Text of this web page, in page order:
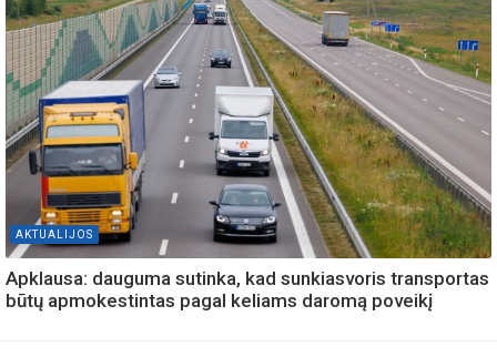
AKTUALIJOS
Apklausa: dauguma sutinka, kad sunkiasvoris transportas
būtų apmokestintas pagal keliams daromą poveikį